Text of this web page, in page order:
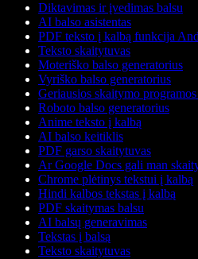
Diktavimas ir įvedimas balsu
AI balso asistentas
PDF teksto į kalbą funkcija
Teksto skaitytuvas
Moteriško balso generatorius
Vyriško balso generatorius
Geriausios skaitymo
Roboto balso generatorius
Anime teksto į kalbą
AI balso keitiklis
PDF garso skaitytuvas
Ar Google Docs gali man
Chrome plėtinys tekstui į kalbą
Hindi kalbos tekstas į kalbą
PDF skaitymas balsu
AI balsų generavimas
Tekstas į balsą
Teksto skaitytuvas